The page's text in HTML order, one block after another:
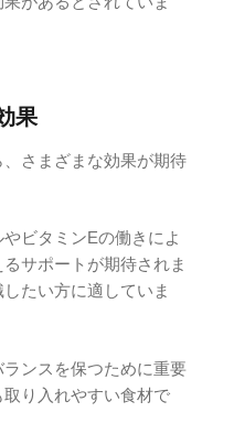
果
さまざまな効果が期待
ビタミンEの働きによ
サポートが期待されま
たい方に適していま
ンスを保つために重要
り入れやすい食材で